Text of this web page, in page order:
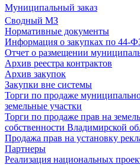
Муниципальный заказ
Сводный МЗ
Нормативные документы
Информация о закупках по 44-
Отчет о размещении
Архив реестра контрактов
Архив закупок
Закупки вне системы
Торги по продаже
земельные участки
Торги по продаже прав на
собственности Владимирской
Продажа прав на установку
Партнеры
Реализация национальных